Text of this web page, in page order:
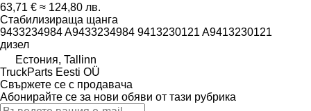
63,71 € ≈ 124,80 лв.
Стабилизираща щанга
9433234984 A9433234984 9413230121 A9413230121
дизел
Естония, Tallinn
TruckParts Eesti OÜ
Свържете се с продавача
Абонирайте се за нови обяви от тази рубрика